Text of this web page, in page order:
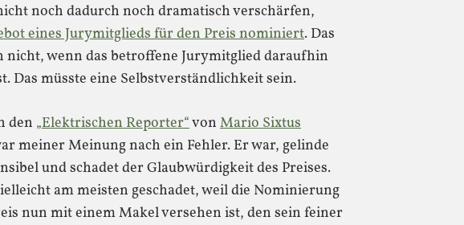
noch dadurch noch dramatisch verschärfen,
eines Jurymitglieds für den Preis nominiert. Das
nicht, wenn das betroffene Jurymitglied daraufhin
Das müsste eine Selbstverständlichkeit sein.
den „Elektrischen Reporter“von Mario Sixtus
meiner Meinung nach ein Fehler. Er war, gelinde
und schadet der Glaubwürdigkeit des Preises.
am meisten geschadet, weil die Nominierung
nun mit einem Makel versehen ist, den sein feiner